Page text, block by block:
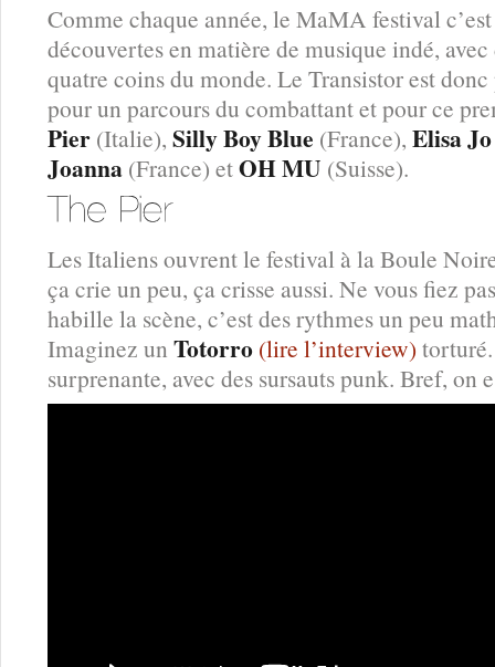
Comme chaque année, le MaMA festival
découvertes en matière de musique indé,
quatre coins du monde. Le Transistor est
pour un parcours du combattant et pour ce
Pier (Italie), Silly Boy Blue (France), Elisa Jo
Joanna (France) etOH MU (Suisse).
Les Italiens ouvrent le festival à la Boule
ça crie un peu, ça crisse aussi. Ne vous fiez
habille la scène, c’est des rythmes un peu
Imaginez un Totorro (lire l’interview)
surprenante, avec des sursauts punk. Bref, on